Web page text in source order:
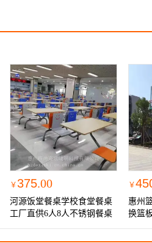
￥375.00
河源饭堂餐桌学校食堂餐桌
工厂直供6人8人不锈钢餐桌
￥
惠州
换篮